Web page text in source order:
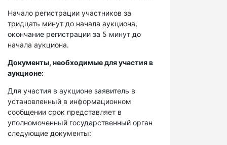
Начало регистрации участников за
тридцать минут до начала аукциона,
окончание регистрации за 5 минут до
начала аукциона.
Документы, необходимые для участия в
аукционе:
Для участия в аукционе заявитель в
установленный в информационном
сообщении срок представляет в
уполномоченный государственный орган
следующие документы: